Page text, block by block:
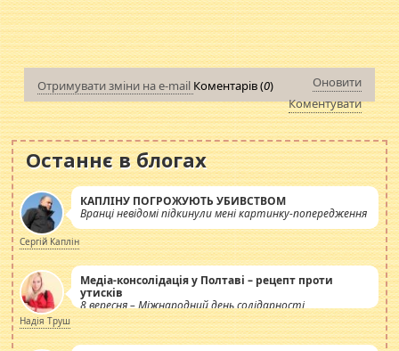
Отримувати зміни на e-mail Коментарів (0)
Оновити
Коментувати
Останнє в блогах
КАПЛІНУ ПОГРОЖУЮТЬ УБИВСТВОМ
Вранці невідомі підкинули мені картинку-попередження
Сергій Каплін
Медіа-консолідація у Полтаві – рецепт проти
утисків
8 вересня – Міжнародний день солідарності
журналістів.
Надія Труш